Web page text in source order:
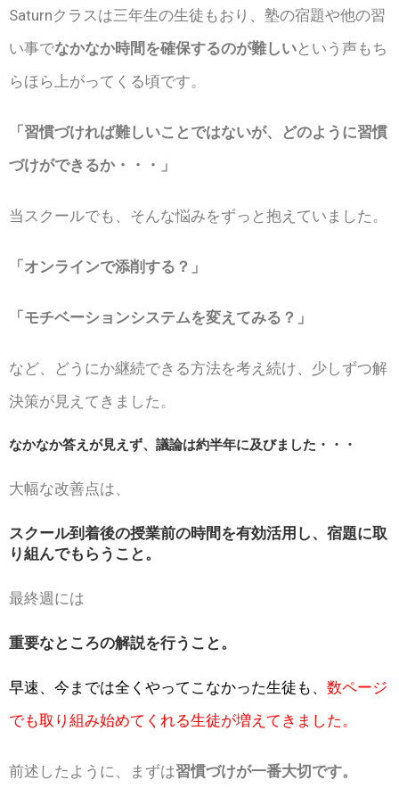
Saturnクラスは三年生の生徒もおり、塾の宿題や他の習
い事でなかなか時間を確保するのが難しいという声もち
らほら上がってくる頃です。
「習慣づければ難しいことではないが、どのように習慣
づけができるか・・・」
当スクールでも、そんな悩みをずっと抱えていました。
「オンラインで添削する？」
「モチベーションシステムを変えてみる？」
など、どうにか継続できる方法を考え続け、少しずつ解
決策が見えてきました。
なかなか答えが見えず、議論は約半年に及びました・・・
大幅な改善点は、
スクール到着後の授業前の時間を有効活用し、宿題に取
り組んでもらうこと。
最終週には
重要なところの解説を行うこと。
早速、今までは全くやってこなかった生徒も、 数ページ
でも取り組み始めてくれる生徒が増えてきました。
前述したように、まずは習慣づけが一番大切です。